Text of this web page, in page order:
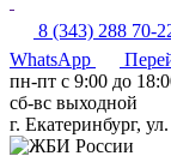
8 (343) 288 70-
WhatsApp
пн-пт c 9:00 до
сб-вс выходной
г. Екатеринбург,